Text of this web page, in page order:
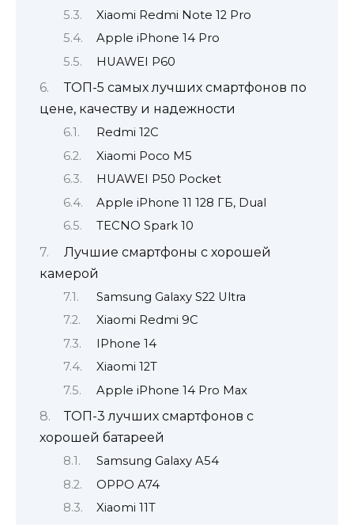
Xiaomi Redmi Note 12 Pro
Apple iPhone 14 Pro
HUAWEI P60
ТОП-5 самых лучших смартфонов по
цене, качеству и надежности
Redmi 12C
Xiaomi Poco M5
HUAWEI P50 Pocket
Apple iPhone 11 128 ГБ, Dual
TECNO Spark 10
Лучшие смартфоны с хорошей
камерой
Samsung Galaxy S22 Ultra
Xiaomi Redmi 9C
IPhone 14
Xiaomi 12T
Apple iPhone 14 Pro Max
ТОП-3 лучших смартфонов с
хорошей батареей
Samsung Galaxy A54
OPPO A74
Xiaomi 11T